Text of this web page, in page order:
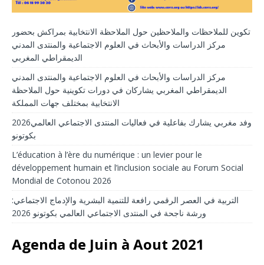
تكوين للملاحظات والملاحظين حول الملاحظة الانتخابية بمراكش بحضور
مركز الدراسات والأبحاث في العلوم الاجتماعية والمنتدى المدني
الديمقراطي المغربي
مركز الدراسات والأبحاث في العلوم الاجتماعية والمنتدى المدني
الديمقراطي المغربي يشاركان في دورات تكوينية حول الملاحظة
الانتخابية بمختلف جهات المملكة
2026وفد مغربي يشارك بفاعلية في فعاليات المنتدى الاجتماعي العالمي
بكوتونو
L’éducation à l’ère du numérique : un levier pour le
développement humain et l’inclusion sociale au Forum Social
Mondial de Cotonou 2026
التربية في العصر الرقمي رافعة للتنمية البشرية والإدماج الاجتماعي:
ورشة ناجحة في المنتدى الاجتماعي العالمي بكوتونو 2026
Agenda de Juin à Aout 2021